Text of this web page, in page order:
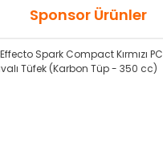
Sponsor Ürünler